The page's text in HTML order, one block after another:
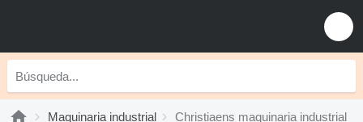
Maquinaria industrial Christiaens maquinaria industrial